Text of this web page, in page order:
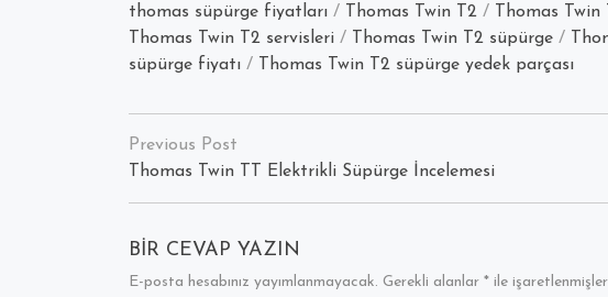
thomas süpürge fiyatları / Thomas Twin T2 / Thomas
Thomas Twin T2 servisleri / Thomas Twin T2 süpürge /
süpürge fiyatı / Thomas Twin T2 süpürge yedek parçası
Yazı
dolaşımı
Thomas Twin TT Elektrikli Süpürge İncelemesi
BIR CEVAP YAZIN
E-posta hesabınız yayımlanmayacak. Gerekli alanlar * ile